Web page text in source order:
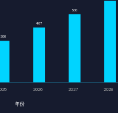
年份
2026 2027 2028
300
407
500